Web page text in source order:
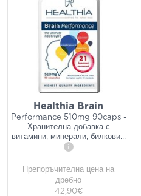
Healthia Brain
Performance 510mg 90caps -
Хранителна добавка с
витамини, минерали, билкови...
i
Препоръчителна цена на
дребно
42,90€